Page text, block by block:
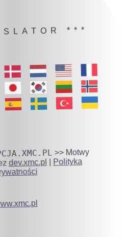
***
>> Motwy
dev.xmc.pl|
Polityka